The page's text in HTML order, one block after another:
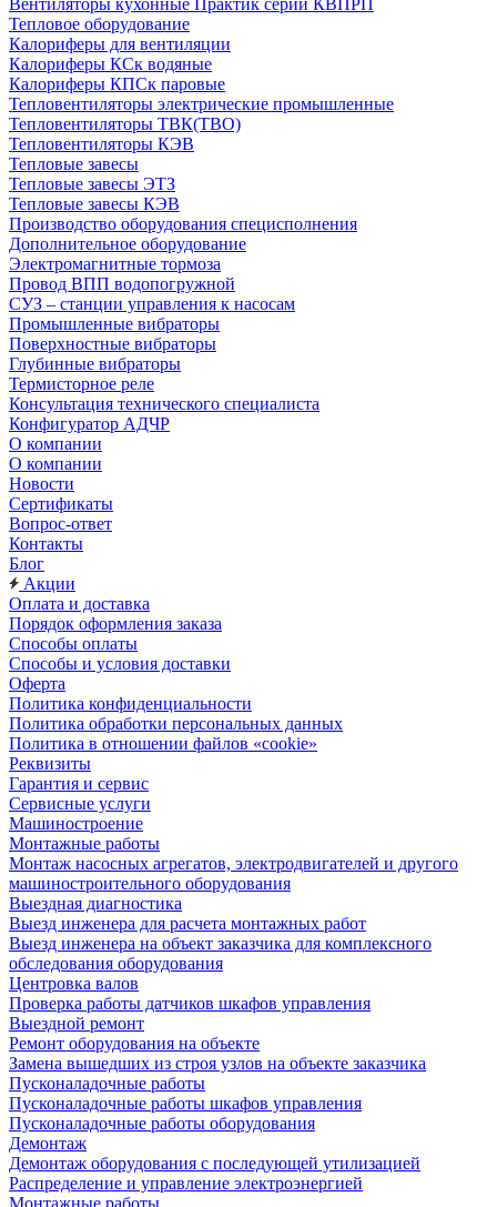
Вентиляторы кухонные Практик серии КВПРП
Тепловое оборудование
Калориферы для вентиляции
Калориферы КСк водяные
Калориферы КПСк паровые
Тепловентиляторы электрические промышленные
Тепловентиляторы ТВК(ТВО)
Тепловентиляторы КЭВ
Тепловые завесы
Тепловые завесы ЭТЗ
Тепловые завесы КЭВ
Производство оборудования специсполнения
Дополнительное оборудование
Электромагнитные тормоза
Провод ВПП водопогружной
СУЗ – станции управления к насосам
Промышленные вибраторы
Поверхностные вибраторы
Глубинные вибраторы
Термисторное реле
Консультация технического специалиста
Конфигуратор АДЧР
О компании
О компании
Новости
Сертификаты
Вопрос-ответ
Контакты
Блог
Акции
Оплата и доставка
Порядок оформления заказа
Способы оплаты
Способы и условия доставки
Оферта
Политика конфиденциальности
Политика обработки персональных данных
Политика в отношении файлов «cookie»
Реквизиты
Гарантия и сервис
Сервисные услуги
Машиностроение
Монтажные работы
Монтаж насосных агрегатов, электродвигателей и другого
машиностроительного оборудования
Выездная диагностика
Выезд инженера для расчета монтажных работ
Выезд инженера на объект заказчика для комплексного
обследования оборудования
Центровка валов
Проверка работы датчиков шкафов управления
Выездной ремонт
Ремонт оборудования на объекте
Замена вышедших из строя узлов на объекте заказчика
Пусконаладочные работы
Пусконаладочные работы шкафов управления
Пусконаладочные работы оборудования
Демонтаж
Демонтаж оборудования с последующей утилизацией
Распределение и управление электроэнергией
Монтажные работы